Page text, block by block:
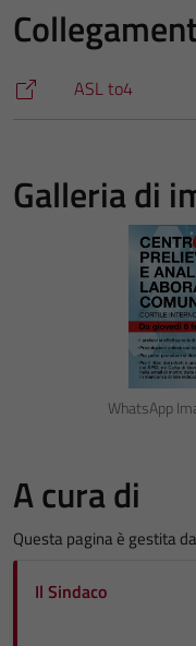
ASL to4
Galleria di
WhatsApp
A cura di
Questa pagina è gestita da
Il Sindaco